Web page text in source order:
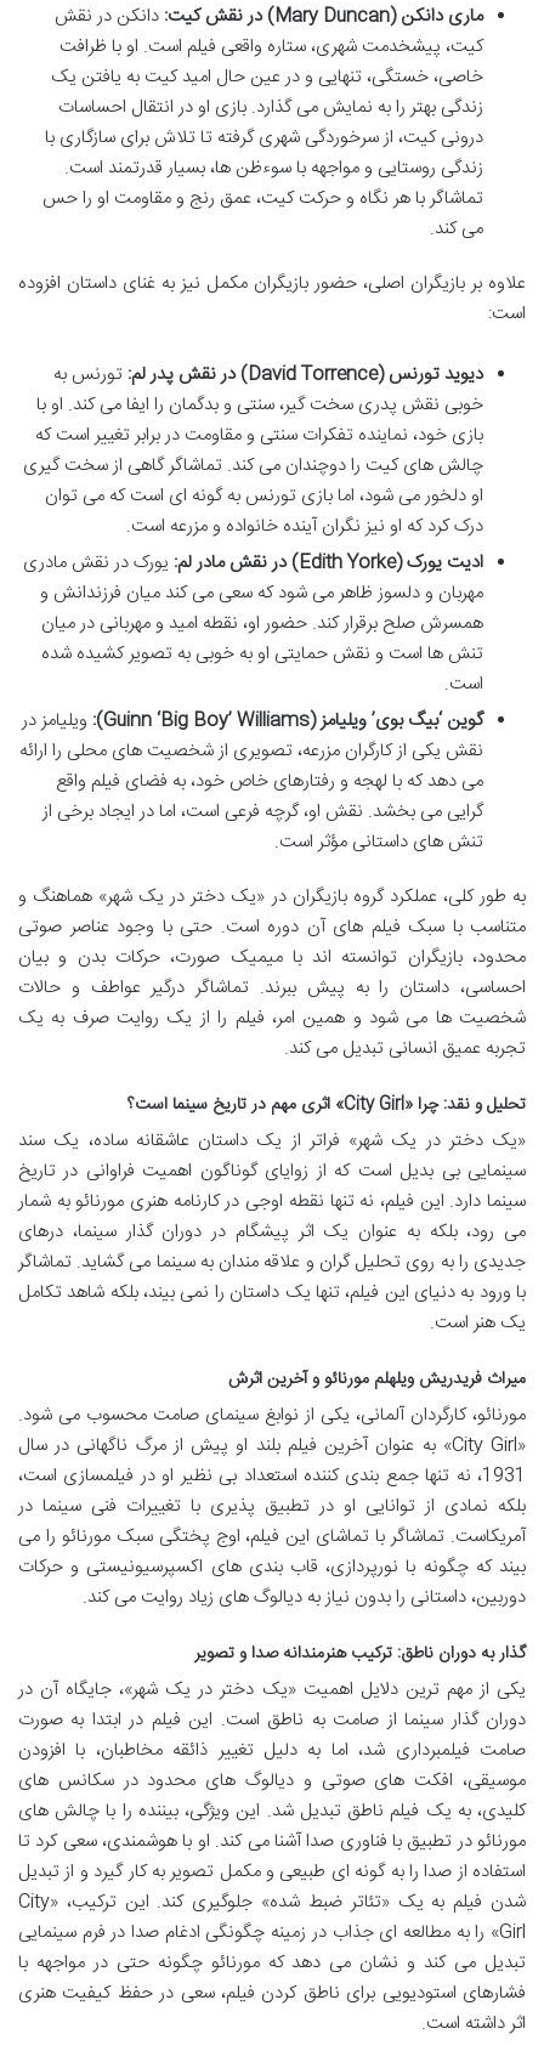
ماری دانکن (Mary Duncan) در نقش کیت:
دانکن در نقش
کیت، پیشخدمت شهری، ستاره واقعی فیلم است. او با ظرافت
خاصی، خستگی، تنهایی و در عین حال امید کیت به یافتن یک
زندگی بهتر را به نمایش می گذارد. بازی او در انتقال احساسات
درونی کیت، از سرخوردگی شهری گرفته تا تلاش برای سازگاری با
زندگی روستایی و مواجهه با سوءظن ها، بسیار قدرتمند است.
تماشاگر با هر نگاه و حرکت کیت، عمق رنج و مقاومت او را حس
می کند.
علاوه بر بازیگران اصلی، حضور بازیگران مکمل نیز به غنای داستان افزوده
است:
دیوید تورنس (David Torrence) در نقش پدر لم:
تورنس به
خوبی نقش پدری سخت گیر، سنتی و بدگمان را ایفا می کند. او با
بازی خود، نماینده تفکرات سنتی و مقاومت در برابر تغییر است که
چالش های کیت را دوچندان می کند. تماشاگر گاهی از سخت گیری
او دلخور می شود، اما بازی تورنس به گونه ای است که می توان
درک کرد که او نیز نگران آینده خانواده و مزرعه است.
ادیت یورک (Edith Yorke) در نقش مادر لم:
یورک در نقش مادری
مهربان و دلسوز ظاهر می شود که سعی می کند میان فرزندانش و
همسرش صلح برقرار کند. حضور او، نقطه امید و مهربانی در میان
تنش ها است و نقش حمایتی او به خوبی به تصویر کشیده شده
است.
گوین ‘بیگ بوی’ ویلیامز (Guinn ‘Big Boy’ Williams):
ویلیامز در
نقش یکی از کارگران مزرعه، تصویری از شخصیت های محلی را ارائه
می دهد که با لهجه و رفتارهای خاص خود، به فضای فیلم واقع
گرایی می بخشد. نقش او، گرچه فرعی است، اما در ایجاد برخی از
تنش های داستانی مؤثر است.
به طور کلی، عملکرد گروه بازیگران در «یک دختر در یک شهر» هماهنگ و
متناسب با سبک فیلم های آن دوره است. حتی با وجود عناصر صوتی
محدود، بازیگران توانسته اند با میمیک صورت، حرکات بدن و بیان
احساسی، داستان را به پیش ببرند. تماشاگر درگیر عواطف و حالات
شخصیت ها می شود و همین امر، فیلم را از یک روایت صرف به یک
تجربه عمیق انسانی تبدیل می کند.
تحلیل و نقد: چرا «City Girl» اثری مهم در تاریخ سینما است؟
«یک دختر در یک شهر» فراتر از یک داستان عاشقانه ساده، یک سند
سینمایی بی بدیل است که از زوایای گوناگون اهمیت فراوانی در تاریخ
سینما دارد. این فیلم، نه تنها نقطه اوجی در کارنامه هنری مورنائو به شمار
می رود، بلکه به عنوان یک اثر پیشگام در دوران گذار سینما، درهای
جدیدی را به روی تحلیل گران و علاقه مندان به سینما می گشاید. تماشاگر
با ورود به دنیای این فیلم، تنها یک داستان را نمی بیند، بلکه شاهد تکامل
یک هنر است.
میراث فریدریش ویلهلم مورنائو و آخرین اثرش
مورنائو، کارگردان آلمانی، یکی از نوابغ سینمای صامت محسوب می شود.
«City Girl» به عنوان آخرین فیلم بلند او پیش از مرگ ناگهانی در سال
1931، نه تنها جمع بندی کننده استعداد بی نظیر او در فیلمسازی است،
بلکه نمادی از توانایی او در تطبیق پذیری با تغییرات فنی سینما در
آمریکاست. تماشاگر با تماشای این فیلم، اوج پختگی سبک مورنائو را می
بیند که چگونه با نورپردازی، قاب بندی های اکسپرسیونیستی و حرکات
دوربین، داستانی را بدون نیاز به دیالوگ های زیاد روایت می کند.
گذار به دوران ناطق: ترکیب هنرمندانه صدا و تصویر
یکی از مهم ترین دلایل اهمیت «یک دختر در یک شهر»، جایگاه آن در
دوران گذار سینما از صامت به ناطق است. این فیلم در ابتدا به صورت
صامت فیلمبرداری شد، اما به دلیل تغییر ذائقه مخاطبان، با افزودن
موسیقی، افکت های صوتی و دیالوگ های محدود در سکانس های
کلیدی، به یک فیلم ناطق تبدیل شد. این ویژگی، بیننده را با چالش های
مورنائو در تطبیق با فناوری صدا آشنا می کند. او با هوشمندی، سعی کرد تا
استفاده از صدا را به گونه ای طبیعی و مکمل تصویر به کار گیرد و از تبدیل
شدن فیلم به یک «تئاتر ضبط شده» جلوگیری کند. این ترکیب، «City
Girl» را به مطالعه ای جذاب در زمینه چگونگی ادغام صدا در فرم سینمایی
تبدیل می کند و نشان می دهد که مورنائو چگونه حتی در مواجهه با
فشارهای استودیویی برای ناطق کردن فیلم، سعی در حفظ کیفیت هنری
اثر داشته است.